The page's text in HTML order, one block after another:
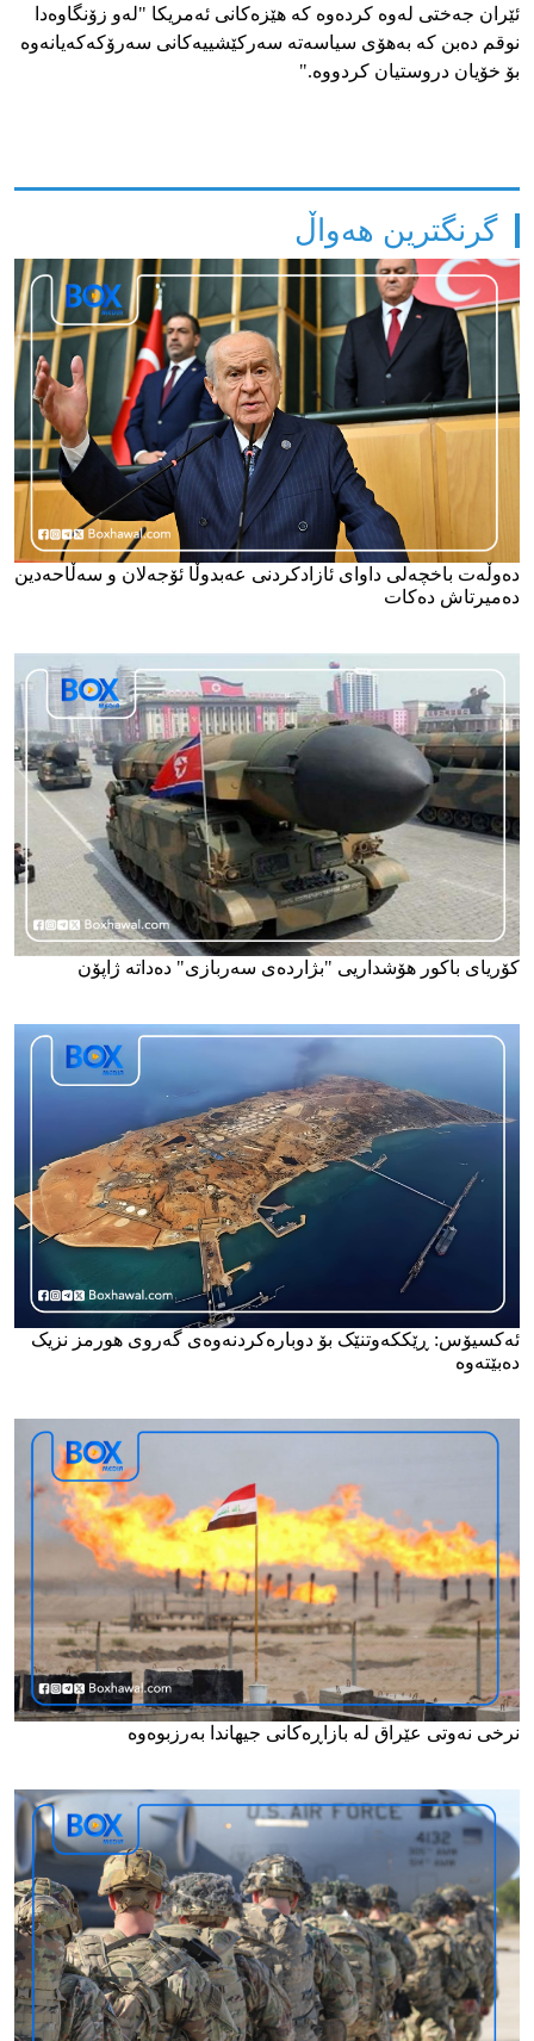
ئێران جەختی لەوە کردەوە کە هێزەکانی ئەمریکا "لەو زۆنگاوەدا
نوقم دەبن کە بەهۆی سیاسەتە سەرکێشییەکانی سەرۆکەکەیانەوە
بۆ خۆیان دروستیان کردووە."
گرنگترین هەواڵ
دەوڵەت باخچەلی داوای ئازادکردنی عەبدوڵا ئۆجەلان و سەڵاحەدین
دەمیرتاش دەکات
کۆریای باکور هۆشداریی "بژاردەی سەربازی" دەداتە ژاپۆن
ئەکسیۆس: ڕێککەوتنێک بۆ دوبارەکردنەوەی گەروی هورمز نزیک
دەبێتەوە
نرخی نەوتی عێراق لە بازاڕەکانی جیهاندا بەرزبوەوە